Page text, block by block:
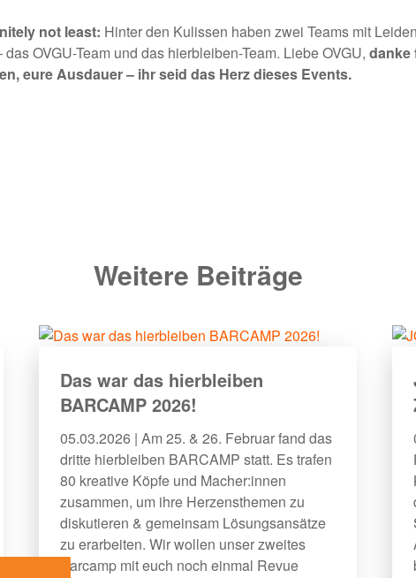
not least: Hinter den Kulissen haben zwei Teams mit
OVGU-Team und das hierbleiben-Team. Liebe OVGU, danke
eure Ausdauer – ihr seid das Herz dieses Events.
Weitere Beiträge
Das war das hierbleiben
BARCAMP 2026!
05.03.2026 | Am 25. & 26. Februar fand das
dritte hierbleiben BARCAMP statt. Es trafen
80 kreative Köpfe und Macher:innen
zusammen, um ihre Herzensthemen zu
diskutieren & gemeinsam Lösungsansätze
zu erarbeiten. Wir wollen unser zweites
Barcamp mit euch noch einmal Revue